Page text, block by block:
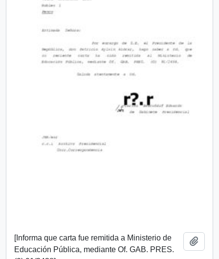
[Informa que carta fue remitida a Ministerio de
Educación Pública, mediante Of. GAB. PRES.